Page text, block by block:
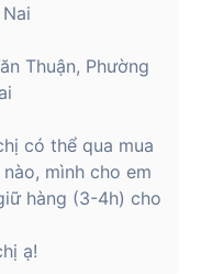
Thuận, Phường
có thể qua mua
mình cho em
hàng (3-4h) cho
ạ!